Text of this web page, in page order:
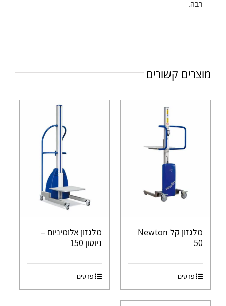
רבה.
מוצרים קשורים
מלגזון קל Newton
50
פרטים
מלגזון אלומיניום –
ניוטון 150
פרטים